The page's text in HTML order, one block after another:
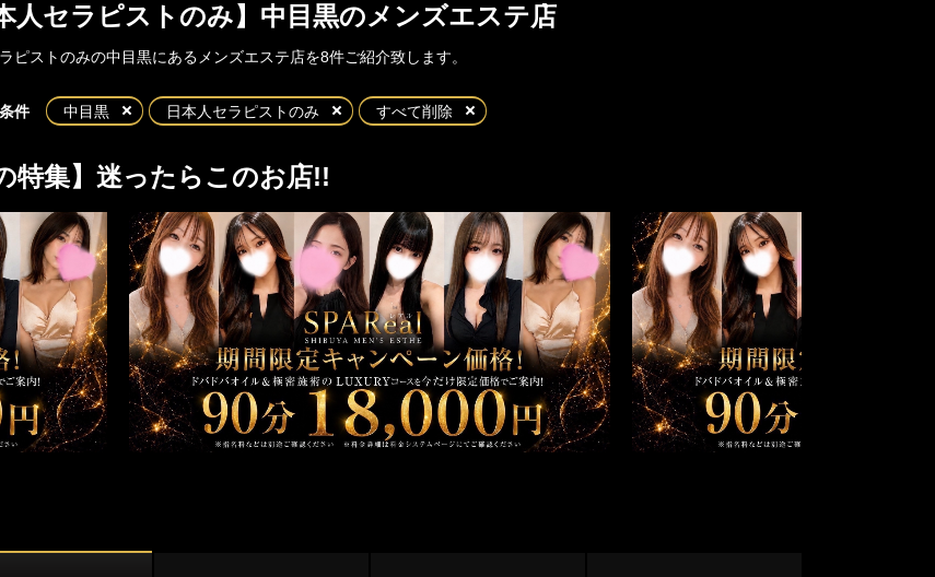
人セラピストのみ】中目黒のメンズエステ店
ピストのみの中目黒にあるメンズエステ店を8件ご紹介致します。
件 中目黒 日本人セラピストのみ すべて削除
特集】迷ったらこのお店!!
新宿・西東京エリア
新宿 大久保・高田馬場 中野・高円寺・荻窪
吉祥寺・三鷹 国分寺・武蔵小金井 下北沢・明大前
初台・幡ヶ谷・笹塚 調布・府中 立川・八王子・町田
西東京(田無)・東村山
池袋・大塚エリア
店舗型
マンション型
出張
施術内容
レッチ
オプション